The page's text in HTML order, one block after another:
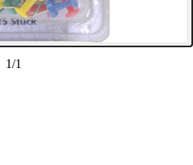
1/1